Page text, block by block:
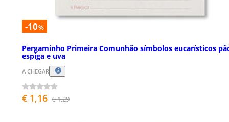
-10%
Pergaminho Primeira Comunhão símbolos eucarísticos
espiga e uva
A CHEGAR
€ 1,16 € 1,29